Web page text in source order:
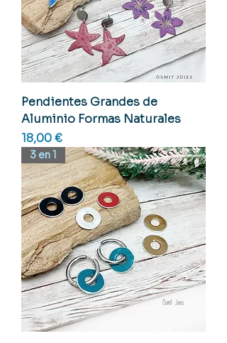
Pendientes Grandes de
Aluminio Formas Naturales
Precio
18,00 €
3 en 1